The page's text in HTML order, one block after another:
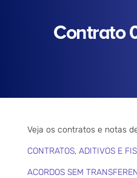
Contrato
Veja os contratos e notas
CONTRATOS, ADITIVOS E
ACORDOS SEM